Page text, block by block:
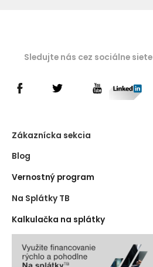
Sledujte nás cez sociálne siete
Zákaznícka sekcia
Blog
Vernostný program
Na Splátky TB
Kalkulačka na splátky